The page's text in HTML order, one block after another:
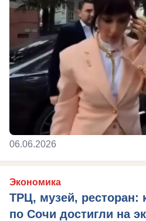
06.06.2026
Экономика
ТРЦ, музей, ресторан:
по Сочи достигли на